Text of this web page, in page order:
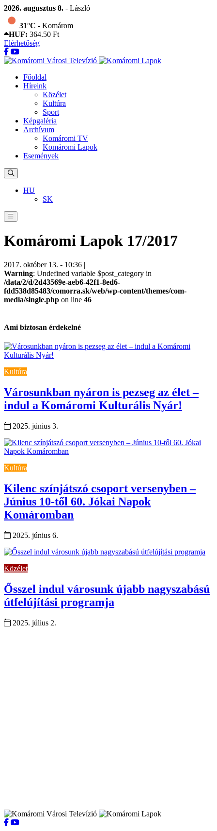
2026. augusztus 8. - László
31°C - Komárom
HUF: 364.50 Ft
Elérhetőség
Főoldal
Híreink
Közélet
Kultúra
Sport
Képgaléria
Archívum
Komáromi TV
Komáromi Lapok
Események
HU
SK
Komáromi Lapok 17/2017
2017. október 13. - 10:36 |
Warning: Undefined variable $post_category in
/data/2/d/2d43569e-aeb6-42f1-8ed6-
fdd538d85483/comorra.sk/web/wp-content/themes/com-
media/single.php on line 46
Ami biztosan érdekelné
Kultúra
Városunkban nyáron is pezseg az élet –
indul a Komáromi Kulturális Nyár!
2025. június 3.
Kultúra
Kilenc színjátszó csoport versenyben –
Június 10-től 60. Jókai Napok
Komáromban
2025. június 6.
Közélet
Ősszel indul városunk újabb nagyszabású
útfelújítási programja
2025. július 2.